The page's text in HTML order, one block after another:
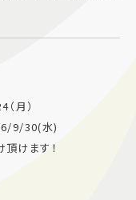
月）
9/30(水)
けます！